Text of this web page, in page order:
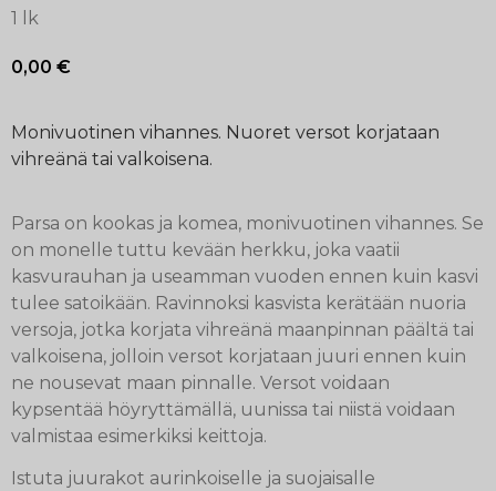
1 lk
0,00 €
Monivuotinen vihannes. Nuoret versot korjataan
vihreänä tai valkoisena.
Parsa on kookas ja komea, monivuotinen vihannes. Se
on monelle tuttu kevään herkku, joka vaatii
kasvurauhan ja useamman vuoden ennen kuin kasvi
tulee satoikään. Ravinnoksi kasvista kerätään nuoria
versoja, jotka korjata vihreänä maanpinnan päältä tai
valkoisena, jolloin versot korjataan juuri ennen kuin
ne nousevat maan pinnalle. Versot voidaan
kypsentää höyryttämällä, uunissa tai niistä voidaan
valmistaa esimerkiksi keittoja.
Istuta juurakot aurinkoiselle ja suojaisalle